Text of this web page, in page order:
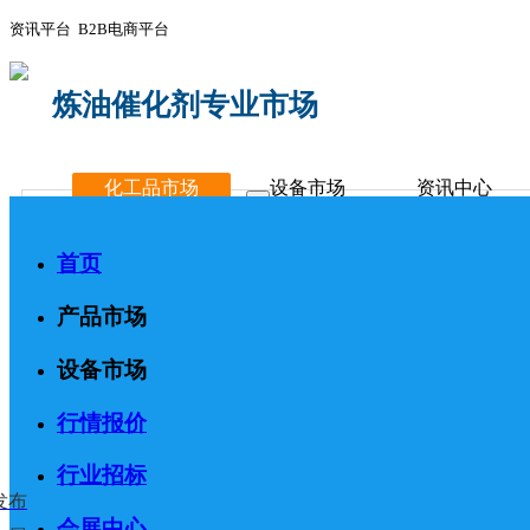
资讯平台 B2B电商平台
炼油催化剂专业市场
化工品市场 设备市场 资讯中心
首页
产品市场
设备市场
行情报价
行业招标
布